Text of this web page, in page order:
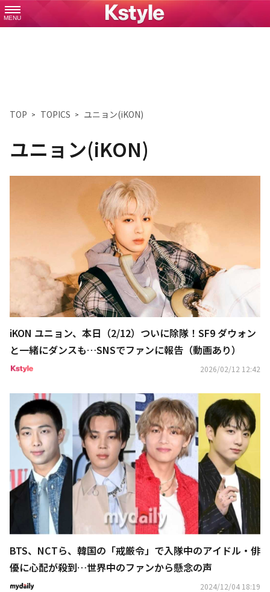
MENU
TOP TOPICS ユニョン(iKON)
ユニョン(iKON)
iKON ユニョン、本日（2/12）ついに除隊！SF9 ダウォン
と一緒にダンスも…SNSでファンに報告（動画あり）
2026/02/12 12:42
BTS、NCTら、韓国の「戒厳令」で入隊中のアイドル・俳
優に心配が殺到…世界中のファンから懸念の声
2024/12/04 18:19